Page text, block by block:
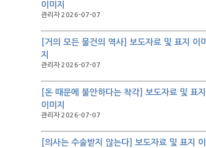
이미지
관리자 2026-07-07
[거의 모든 물건의 역사] 보도자료 및 표지 이미
지
관리자 2026-07-07
[돈 때문에 불안하다는 착각] 보도자료 및 표지
이미지
관리자 2026-07-07
[의사는 수술받지 않는다] 보도자료 및 표지 이